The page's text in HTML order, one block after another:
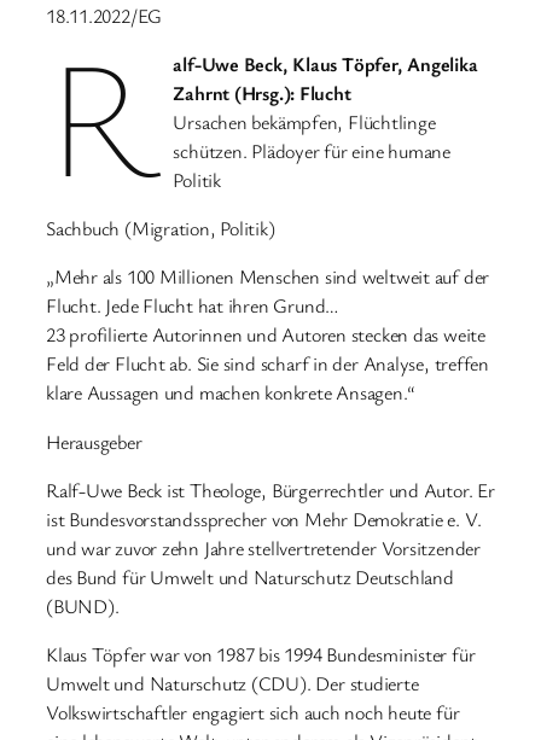
18.11.2022/EG
R
alf-Uwe Beck, Klaus Töpfer, Angelika
Zahrnt (Hrsg.): Flucht
Ursachen bekämpfen, Flüchtlinge
schützen. Plädoyer für eine humane
Politik
Sachbuch (Migration, Politik)
„Mehr als 100 Millionen Menschen sind weltweit auf der
Flucht. Jede Flucht hat ihren Grund…
23 profilierte Autorinnen und Autoren stecken das weite
Feld der Flucht ab. Sie sind scharf in der Analyse, treffen
klare Aussagen und machen konkrete Ansagen.“
Herausgeber
Ralf-Uwe Beck ist Theologe, Bürgerrechtler und Autor. Er
ist Bundesvorstandssprecher von Mehr Demokratie e. V.
und war zuvor zehn Jahre stellvertretender Vorsitzender
des Bund für Umwelt und Naturschutz Deutschland
(BUND).
Klaus Töpfer war von 1987 bis 1994 Bundesminister für
Umwelt und Naturschutz (CDU). Der studierte
Volkswirtschaftler engagiert sich auch noch heute für